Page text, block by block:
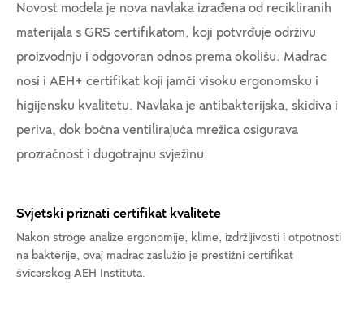
Novost modela je nova navlaka izrađena od recikliranih
materijala s GRS certifikatom, koji potvrđuje održivu
proizvodnju i odgovoran odnos prema okolišu. Madrac
nosi i AEH+ certifikat koji jamči visoku ergonomsku i
higijensku kvalitetu. Navlaka je antibakterijska, skidiva i
periva, dok bočna ventilirajuća mrežica osigurava
prozračnost i dugotrajnu svježinu.
Svjetski priznati certifikat kvalitete
Nakon stroge analize ergonomije, klime, izdržljivosti i otpotnosti
na bakterije, ovaj madrac zaslužio je prestižni certifikat
švicarskog AEH Instituta.